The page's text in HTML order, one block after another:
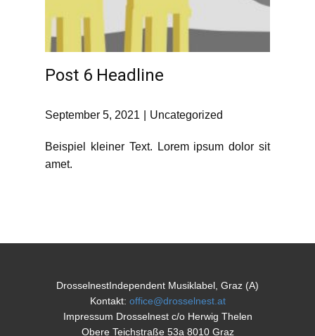
Post 6 Headline
September 5, 2021 Uncategorized
Beispiel kleiner Text. Lorem ipsum dolor sit
amet.
DrosselnestIndependent Musiklabel, Graz (A)
Kontakt: office@drosselnest.at
Impressum Drosselnest c/o Herwig Thelen
Obere Teichstraße 53a 8010 Graz